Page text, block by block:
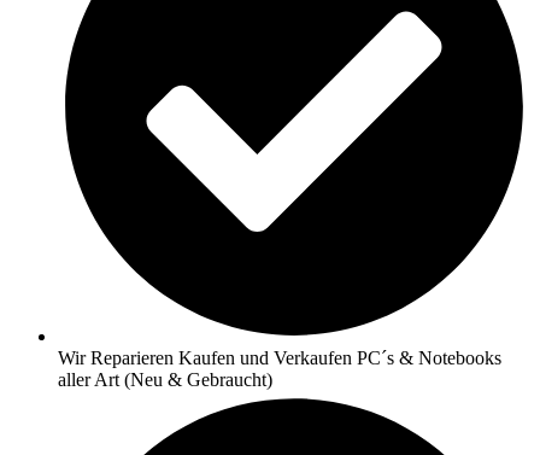
Wir Reparieren Kaufen und Verkaufen PC´s & Notebooks
aller Art (Neu & Gebraucht)